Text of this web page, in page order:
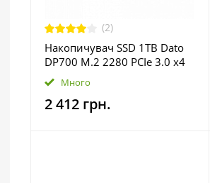
(2)
Накопичувач SSD 1TB Dato
DP700 M.2 2280 PCIe 3.0 x4
NVMe 3D NAND (DP700SSD-
1TB)
Много
2 412 грн.